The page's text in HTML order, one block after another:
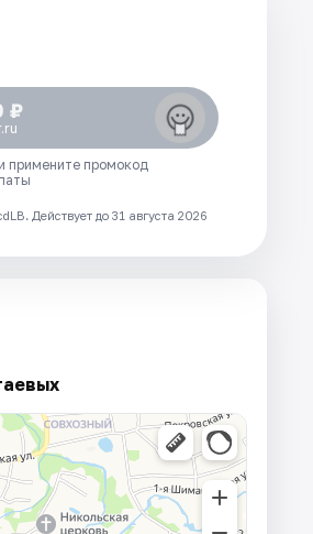
₽
примените промокод
Действует до 31 августа 2026